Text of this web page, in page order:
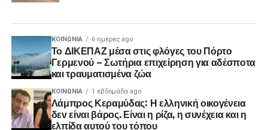
ΚΟΙΝΩΝΊΑ 6 ημέρες ago
Το ΔΙΚΕΠΑΖ μέσα στις φλόγες του Πόρτο
Γερμενού – Σωτήρια επιχείρηση για αδέσποτα
και τραυματισμένα ζώα
ΚΟΙΝΩΝΊΑ 1 εβδομάδα ago
Λάμπρος Κεραμύδας: Η ελληνική οικογένεια
δεν είναι βάρος. Είναι η ρίζα, η συνέχεια και η
ελπίδα αυτού του τόπου